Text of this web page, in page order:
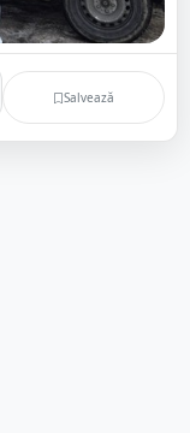
Salvează